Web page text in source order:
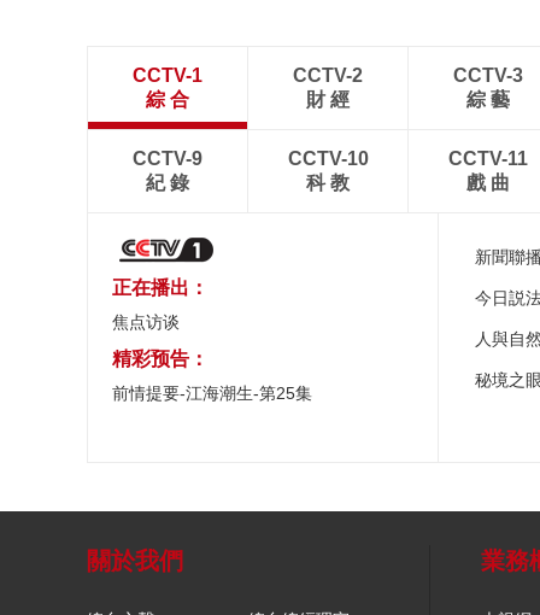
CCTV-1
綜 合
CCTV-2
財 經
CCTV-3
綜 藝
CCTV-9
紀 錄
CCTV-10
科 教
CCTV-11
戲 曲
正在播出：
焦点访谈
精彩预告：
前情提要-江海潮生-第25集
新聞聯
今日説
人與自
秘境之
關於我們 業務